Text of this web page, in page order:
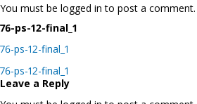
You must be logged in to post a comment.
76-ps-12-final_1
76-ps-12-final_1
Post
navigation
76-ps-12-final_1
Leave a Reply